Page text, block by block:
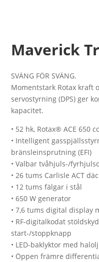
Maverick
SVÄNG FÖR SVÄNG.
Momentstark Rotax kraft
servostyrning (DPS) ger
kapacitet.
• 52 hk, Rotax® ACE 650
• Intelligent
bränsleinsprutning (EFI)
• Valbar tvåhjuls-/
• 26 tums Carlisle ACT
• 12 tums fälgar i stål
• 650 W generator
• 7,6 tums digital display
• RF-digitalkodat
start-/stoppknapp
• LED-baklyktor med
• Öppen främre